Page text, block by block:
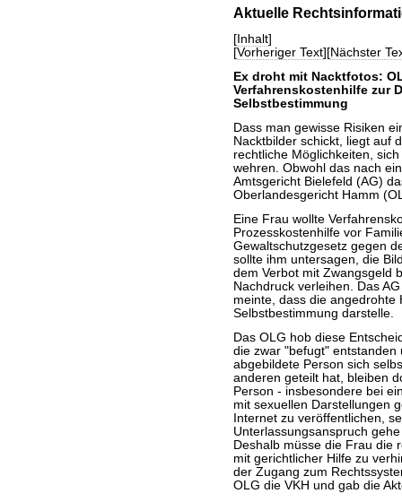
Aktuelle
[Inhalt]
[Vorheriger Text][Nächster
Ex droht mit Nacktfotos:
Verfahrenskostenhilfe zur
Selbstbestimmung
Dass man gewisse Risiken
Nacktbilder schickt, liegt auf
rechtliche Möglichkeiten,
wehren. Obwohl das nach
Amtsgericht Bielefeld (AG)
Oberlandesgericht Hamm
Eine Frau wollte
Prozesskostenhilfe vor
Gewaltschutzgesetz gegen
sollte ihm untersagen, die
dem Verbot mit Zwangsgeld
Nachdruck verleihen. Das
meinte, dass die angedrohte
Selbstbestimmung darstelle.
Das OLG hob diese
die zwar "befugt"
abgebildete Person sich
anderen geteilt hat, bleiben
Person - insbesondere bei
mit sexuellen Darstellungen
Internet zu veröffentlichen,
Unterlassungsanspruch
Deshalb müsse die Frau die
mit gerichtlicher Hilfe zu
der Zugang zum
OLG die VKH und gab die